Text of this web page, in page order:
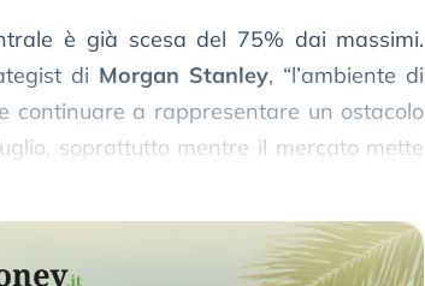
è già scesa del 75% dai massimi.
di Morgan Stanley, “l’ambiente di
continuare a rappresentare un ostacolo
soprattutto mentre il mercato mette